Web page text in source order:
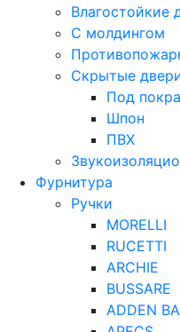
С молдингом
Скрытые
Под
Шпон
ПВХ
Фурнитура
Ручки
MORELLI
RUCETTI
ARCHIE
BUSSARE
ADDEN